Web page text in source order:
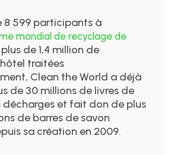
8 599 participants à
mondial de recyclage de
de 1,4 million de
traitées
Clean the World a déjà
de 30 millions de livres de
décharges et fait don de plus
de barres de savon
sa création en 2009.